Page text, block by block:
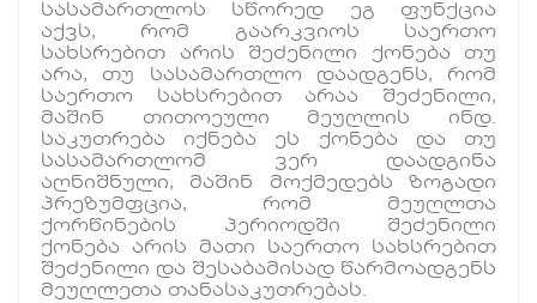
სასამართლოს სწორედ ეგ ფუნქცია
აქვს, რომ გაარკვიოს საერთო
სახსრებით არის შეძენილი ქონება თუ
არა, თუ სასამართლო დაადგენს, რომ
საერთო სახსრებით არაა შეძენილი,
მაშინ თითოეული მეუღლის ინდ.
საკუთრება იქნება ეს ქონება და თუ
სასამართლომ ვერ დაადგინა
აღნიშნული, მაშინ მოქმედებს ზოგადი
პრეზუმფცია, რომ მეუღლთა
ქორწინების პერიოდში შეძენილი
ქონება არის მათი საერთო სახსრებით
შეძენილი და შესაბამისად წარმოადგენს
მეუღლეთა თანასაკუთრებას.